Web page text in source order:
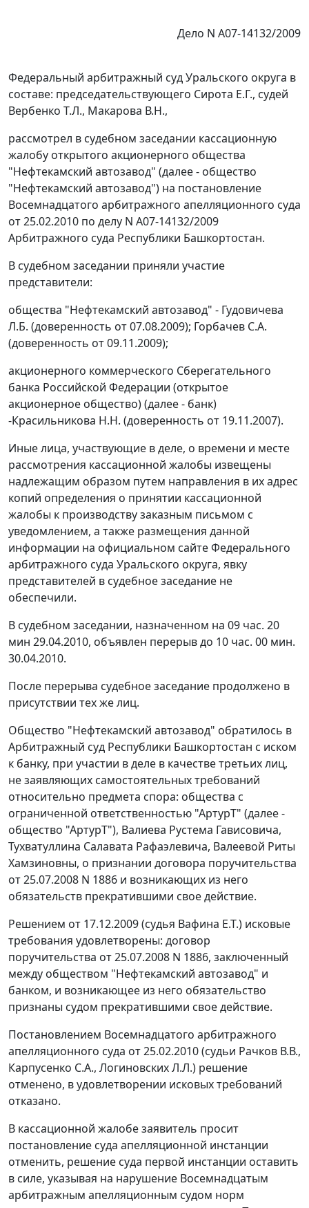
Дело N А07-14132/2009
Федеральный арбитражный суд Уральского округа в
составе: председательствующего Сирота Е.Г., судей
Вербенко Т.Л., Макарова В.Н.,
рассмотрел в судебном заседании кассационную
жалобу открытого акционерного общества
"Нефтекамский автозавод" (далее - общество
"Нефтекамский автозавод") на постановление
Восемнадцатого арбитражного апелляционного суда
от 25.02.2010 по делу N А07-14132/2009
Арбитражного суда Республики Башкортостан.
В судебном заседании приняли участие
представители:
общества "Нефтекамский автозавод" - Гудовичева
Л.Б. (доверенность от 07.08.2009); Горбачев С.А.
(доверенность от 09.11.2009);
акционерного коммерческого Сберегательного
банка Российской Федерации (открытое
акционерное общество) (далее - банк)
-Красильникова Н.Н. (доверенность от 19.11.2007).
Иные лица, участвующие в деле, о времени и месте
рассмотрения кассационной жалобы извещены
надлежащим образом путем направления в их адрес
копий определения о принятии кассационной
жалобы к производству заказным письмом с
уведомлением, а также размещения данной
информации на официальном сайтеФедерального
арбитражного суда Уральского округа, явку
представителей в судебное заседание не
обеспечили.
В судебном заседании, назначенном на 09 час. 20
мин 29.04.2010, объявлен перерыв до 10 час. 00 мин.
30.04.2010.
После перерыва судебное заседание продолжено в
присутствии тех же лиц.
Общество "Нефтекамский автозавод" обратилось в
Арбитражный суд Республики Башкортостан с иском
к банку, при участии в деле в качестве третьих лиц,
не заявляющих самостоятельных требований
относительно предмета спора: общества с
ограниченной ответственностью "АртурТ" (далее -
общество "АртурТ"), Валиева Рустема Гависовича,
Тухватуллина Салавата Рафаэлевича, Валеевой Риты
Хамзиновны, о признании договора поручительства
от 25.07.2008 N 1886 и возникающих из него
обязательств прекратившими свое действие.
Решением от 17.12.2009 (судья Вафина Е.Т.) исковые
требования удовлетворены: договор
поручительства от 25.07.2008 N 1886, заключенный
между обществом "Нефтекамский автозавод" и
банком, и возникающее из него обязательство
признаны судом прекратившими свое действие.
Постановлением Восемнадцатого арбитражного
апелляционного суда от 25.02.2010 (судьи Рачков В.В.,
Карпусенко С.А., Логиновских Л.Л.) решение
отменено, в удовлетворении исковых требований
отказано.
В кассационной жалобе заявитель просит
постановление суда апелляционной инстанции
отменить, решение суда первой инстанции оставить
в силе, указывая на нарушение Восемнадцатым
арбитражным апелляционным судом норм